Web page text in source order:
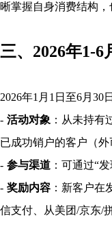
晰掌握自身消费结构，
三、2026年1-6
2026年1月1日至6月
- 活动对象 ：从未持
已成功销户的客户（外
- 参与渠道 ：可通过“
- 奖励内容 ：新客户
信支付、从美团/京东/